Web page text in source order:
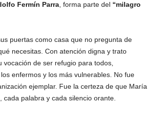
Fermín Parra , forma parte del “milagro
puertas como casa que no pregunta de
necesitas. Con atención digna y trato
vocación de ser refugio para todos,
enfermos y los más vulnerables. No fue
ejemplar. Fue la certeza de que María
cada palabra y cada silencio orante.